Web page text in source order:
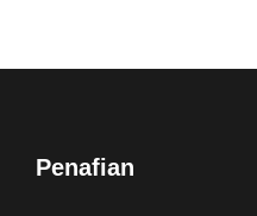
Penafian